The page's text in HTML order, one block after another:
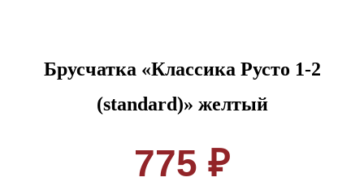
Брусчатка «Классика Русто 1-2
(standard)» желтый
775 ₽